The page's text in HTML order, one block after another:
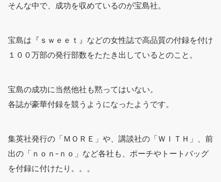
そんな中で、成功を収めているのが宝島社。
宝島は『ｓｗｅｅｔ』などの女性誌で高品質の付録を付け
１００万部の発行部数をたたき出しているとのこと。
宝島の成功に当然他社も黙ってはいない。
各誌が豪華付録を競うようになったようです。
集英社発行の「ＭＯＲＥ」や、講談社の「ＷＩＴＨ」、前
出の「ｎｏｎ-ｎｏ」など各社も、ポーチやトートバッグ
を付録に付けたり。。。